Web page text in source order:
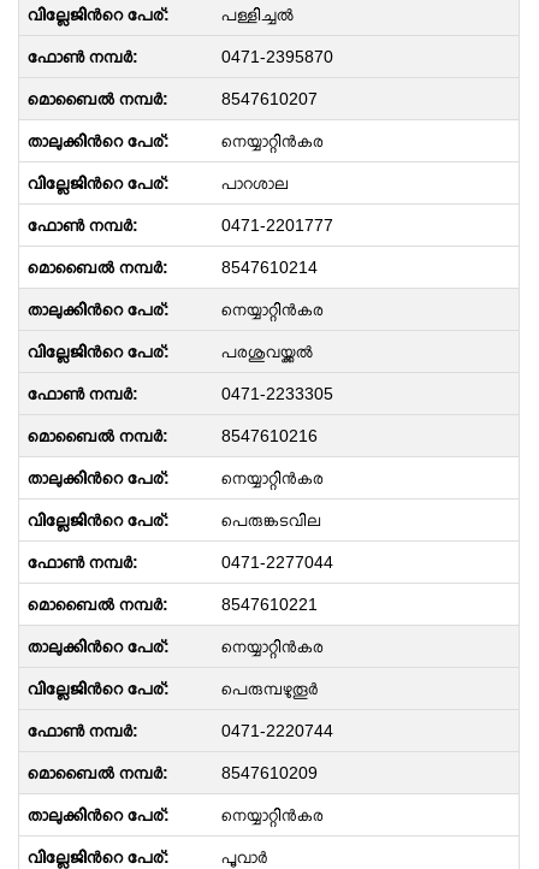
പള്ളിച്ചൽ
0471-2395870
8547610207
നെയ്യാറ്റിന്‍കര
പാറശാല
0471-2201777
8547610214
നെയ്യാറ്റിന്‍കര
പരശുവയ്ക്കല്‍
0471-2233305
8547610216
നെയ്യാറ്റിന്‍കര
പെരുങ്കടവില
0471-2277044
8547610221
നെയ്യാറ്റിന്‍കര
പെരുമ്പഴുതൂര്‍
0471-2220744
8547610209
നെയ്യാറ്റിന്‍കര
പൂവാർ